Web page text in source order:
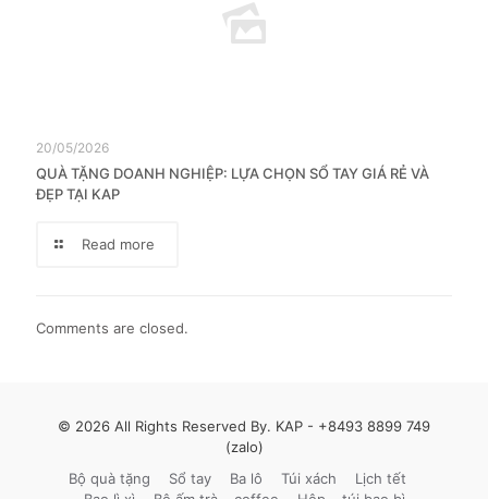
20/05/2026
QUÀ TẶNG DOANH NGHIỆP: LỰA CHỌN SỔ TAY GIÁ RẺ VÀ
ĐẸP TẠI KAP
Read more
Comments are closed.
© 2026 All Rights Reserved By. KAP - +8493 8899 749
(zalo)
Bộ quà tặng
Sổ tay Ba lô Túi xách
Lịch tết